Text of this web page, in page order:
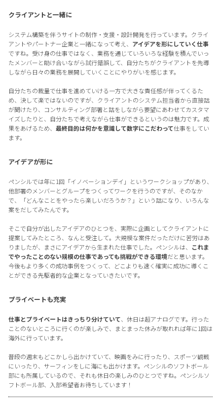
クライアントと一緒に
システム構築を伴うサイトの制作・支援・設計開発を行っています。クライ
アントやパートナー企業と一緒になって考え、 アイデアを形にしていく仕事
ですね。受け身の仕事ではなく、業務を通じていろいろな経験を積んでいっ
たメンバーと助け合いながら試行錯誤して、自分たちがクライアントを先導
しながら日々の業務を展開していくことにやりがいを感じます。
自分たちの裁量で仕事を進めていける一方で大きな責任感が伴ってくるた
め、決して楽ではないのですが、クライアントのシステム担当者から直接話
が聞けたり、コンサルティング部署と話をしながら要望にあわせてカスタマ
イズしたりと、自分たちで考えながら仕事ができるというのは魅力です。成
果をあげるため、 最終目的は何かを意識して数字にこだわって仕事をしてい
ます。
アイデアが形に
ペンシルでは年に1回「イノベーションデイ」というワークショップがあり、
他部署のメンバーとグループをつくってワークを行うのですが、そのなか
で、「どんなことをやったら楽しいだろうか？」という話になり、いろんな
案をだしてみたんです。
そこで自分が出したアイデアのひとつを、実際に企画としてクライアントに
提案してみたところ、なんと受注して。大規模な案件だっただけに苦労はあ
りましたが、まさにアイデアから生まれた仕事でした。ペンシルは、
これま
でやったことのない規模の仕事であっても挑戦ができる環境だと思います。
今後もより多くの成功事例をつくって、どこよりも速く確実に成功に導くこ
とができる先駆者的な企業となっていきたいです。
プライベートも充実
仕事とプライベートはきっちり分けていて、休日は超アナログです。行った
ことのないところに行くのが楽しみで、まとまった休みが取れれば年に1回は
海外に行っています。
普段の週末もどこかしら出かけていて、映画をみに行ったり、スポーツ観戦
にいったり、サーフィンをしに海にも出かけます。ペンシルのソフトボール
部にも所属しているので、それも休日の楽しみのひとつですね。ペンシルソ
フトボール部、入部希望者お待ちしています！